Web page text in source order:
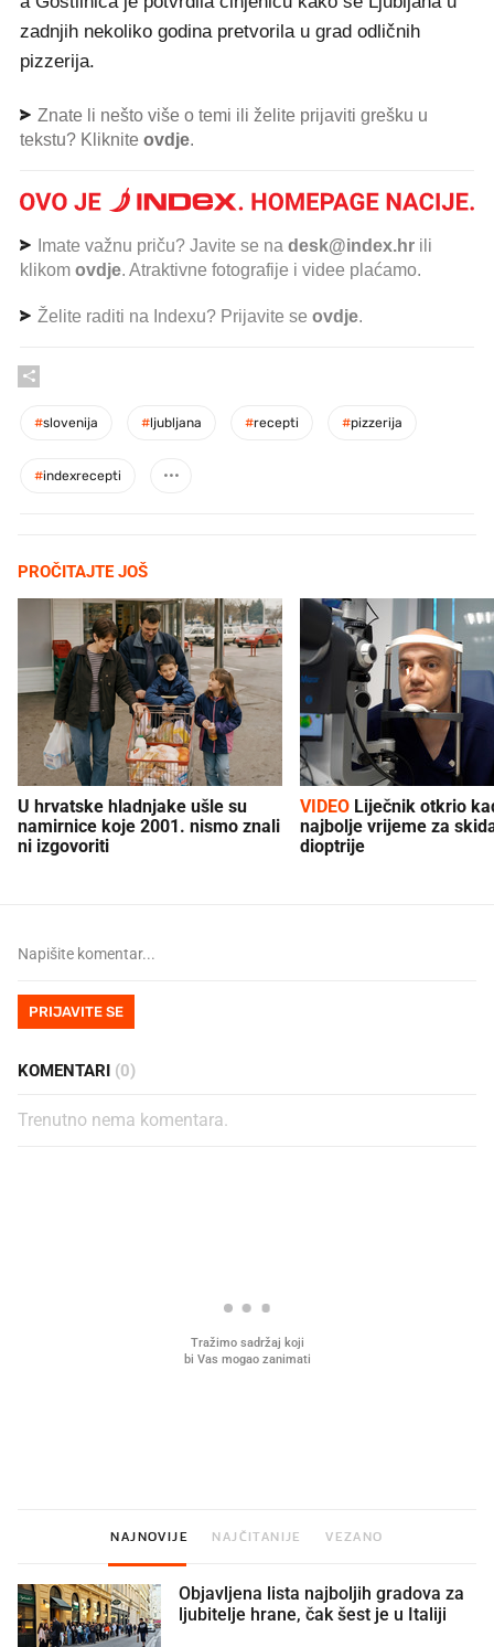
zadnjih nekoliko godina pretvorila u grad odličnih
pizzerija.
Znate li nešto više o temi ili želite prijaviti grešku u
tekstu? Kliknite ovdje.
Imate važnu priču? Javite se na desk@index.hr ili
klikom ovdje. Atraktivne fotografije i videe plaćamo.
Želite raditi na Indexu? Prijavite se ovdje.
#slovenija #ljubljana #recepti #pizzerija
#indexrecepti
PROČITAJTE JOŠ
U hrvatske hladnjake ušle su
namirnice koje 2001. nismo znali
ni izgovoriti
VIDEO
najbolje vrijeme za
dioptrije
PRIJAVITE SE
KOMENTARI (0)
Trenutno nema komentara.
NAJNOVIJE NAJČITANIJE VEZANO
Objavljena lista najboljih gradova za
ljubitelje hrane, čak šest je u Italiji